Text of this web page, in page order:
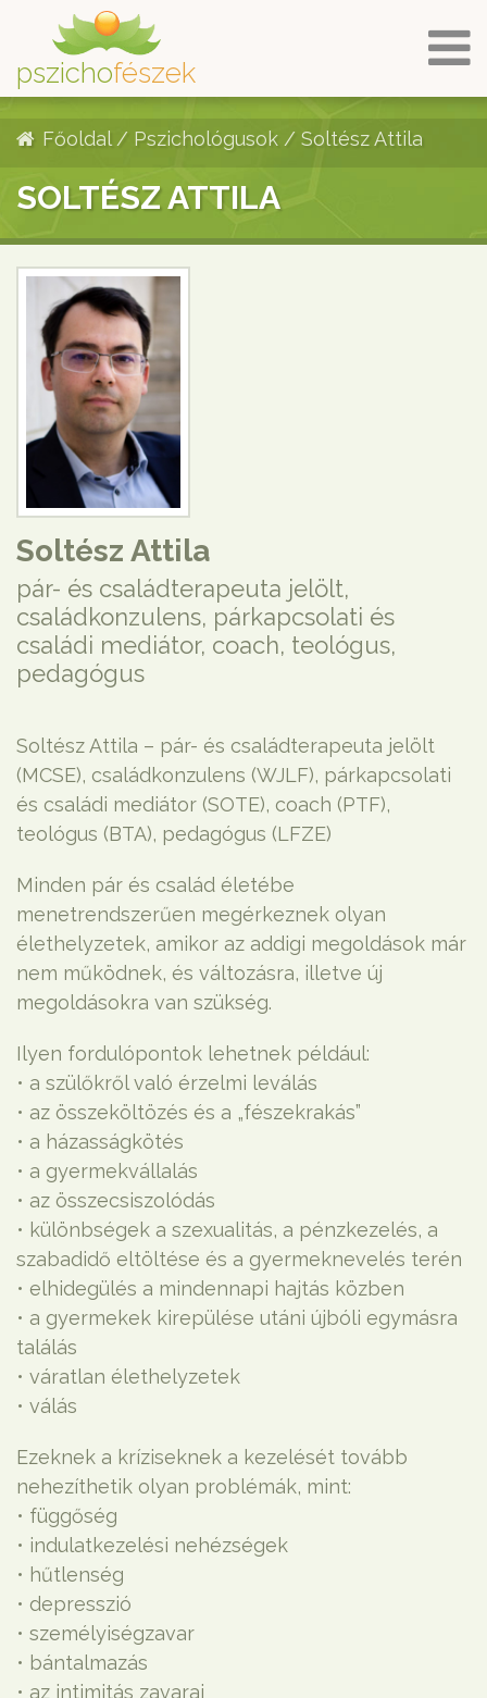
pszichofészek
Főoldal/ Pszichológusok / Soltész Attila
SOLTÉSZ ATTILA
Soltész Attila
pár- és családterapeuta jelölt,
családkonzulens, párkapcsolati és
családi mediátor, coach, teológus,
pedagógus
Soltész Attila – pár- és családterapeuta jelölt
(MCSE), családkonzulens (WJLF), párkapcsolati
és családi mediátor (SOTE), coach (PTF),
teológus (BTA), pedagógus (LFZE)
Minden pár és család életébe
menetrendszerűen megérkeznek olyan
élethelyzetek, amikor az addigi megoldások már
nem működnek, és változásra, illetve új
megoldásokra van szükség.
Ilyen fordulópontok lehetnek például:
• a szülőkről való érzelmi leválás
• az összeköltözés és a „fészekrakás”
• a házasságkötés
• a gyermekvállalás
• az összecsiszolódás
• különbségek a szexualitás, a pénzkezelés, a
szabadidő eltöltése és a gyermeknevelés terén
• elhidegülés a mindennapi hajtás közben
• a gyermekek kirepülése utáni újbóli egymásra
találás
• váratlan élethelyzetek
• válás
Ezeknek a kríziseknek a kezelését tovább
nehezíthetik olyan problémák, mint:
• függőség
• indulatkezelési nehézségek
• hűtlenség
• depresszió
• személyiségzavar
• bántalmazás
• az intimitás zavarai